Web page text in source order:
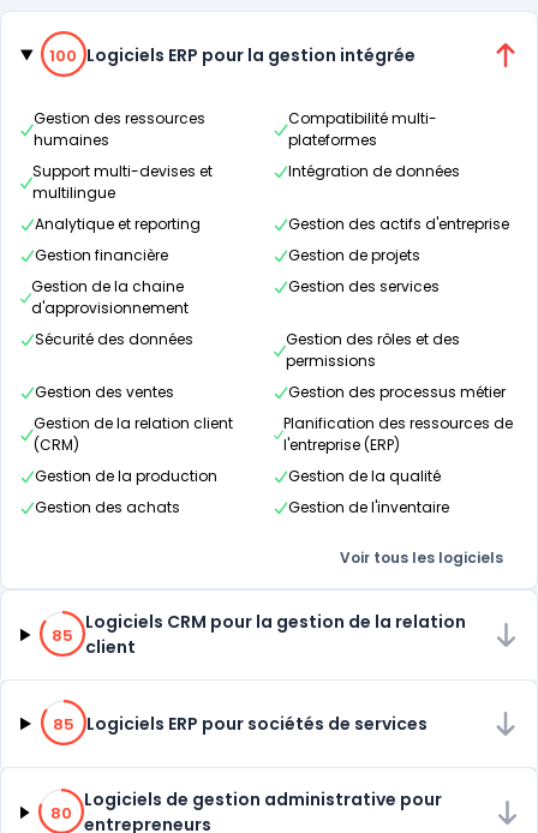
Catégories
100% de compatibilité
100 Logiciels ERP pour la gestion intégrée
Gestion des ressources
humaines
Compatibilité multi-
plateformes
Support multi-devises et
multilingue
Intégration de données
Analytique et reporting
Gestion des actifs d'entreprise
Gestion financière
Gestion de projets
Gestion de la chaine
d'approvisionnement
Gestion des services
Sécurité des données
Gestion des rôles et des
permissions
Gestion des ventes
Gestion des processus métier
Gestion de la relation client
(CRM)
Planification des ressources de
l'entreprise (ERP)
Gestion de la production
Gestion de la qualité
Gestion des achats
Gestion de l'inventaire
Voir tous les logiciels
85% de compatibilité
85
Logiciels CRM pour la gestion de la relation
client
85% de compatibilité
85 Logiciels ERP pour sociétés de services
80% de compatibilité
80
Logiciels de gestion administrative pour
entrepreneurs